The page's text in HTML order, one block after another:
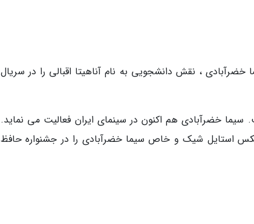
خضرآبادی ، نقش دانشجویی به نام آناهیتا اقبالی را در سریال
سیما خضرآبادی هم اکنون در سینمای ایران فعالیت می نماید.
استایل شیک و خاص سیما خضرآبادی را در جشنواره حافظ